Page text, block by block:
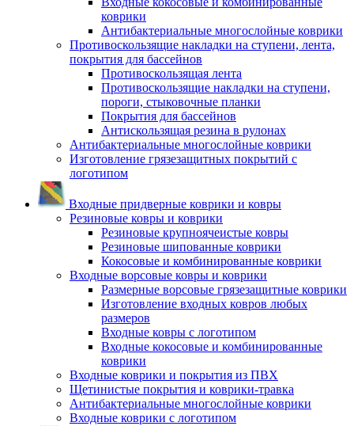
коврики
Антибактериальные многослойные коврики
Противоскользящие накладки на ступени, лента,
покрытия для бассейнов
Противоскользящая лента
Противоскользящие накладки на ступени,
пороги, стыковочные планки
Покрытия для бассейнов
Антискользящая резина в рулонах
Антибактериальные многослойные коврики
Изготовление грязезащитных покрытий с
логотипом
Входные придверные коврики и ковры
Резиновые ковры и коврики
Резиновые крупноячеистые ковры
Резиновые шипованные коврики
Кокосовые и комбинированные коврики
Входные ворсовые ковры и коврики
Размерные ворсовые грязезащитные коврики
Изготовление входных ковров любых
размеров
Входные ковры с логотипом
Входные кокосовые и комбинированные
коврики
Входные коврики и покрытия из ПВХ
Щетинистые покрытия и коврики-травка
Антибактериальные многослойные коврики
Входные коврики с логотипом